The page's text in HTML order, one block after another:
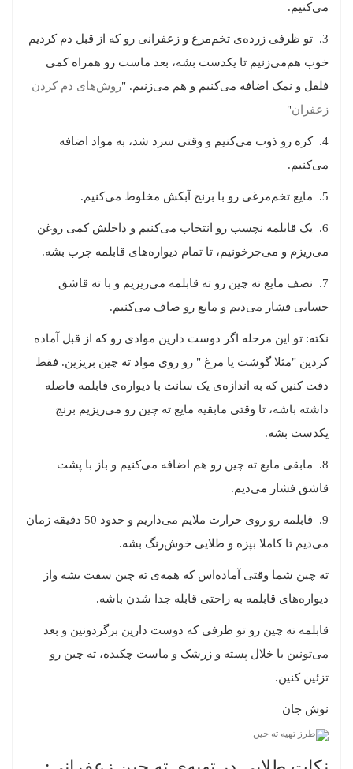
می‌کنیم.
3. تو ظرفی زرده‌ی تخم‌مرغ و زعفرانی رو که از قبل دم کردیم
خوب هم‌می‌زنیم تا یکدست بشه، بعد ماست رو همراه کمی
فلفل و نمک اضافه می‌کنیم و هم می‌زنیم. "روش‌های دم کردن
زعفران"
4. کره رو ذوب می‌کنیم و وقتی سرد شد، به مواد اضافه
می‌کنیم.
5. مایع تخم‌مرغی رو با برنج آبکش مخلوط می‌کنیم.
6. یک قابلمه نچسب رو انتخاب می‌کنیم و داخلش کمی روغن
می‌ریزم و می‌چرخونیم، تا تمام دیواره‌های قابلمه چرب بشه.
7. نصف مایع ته چین رو ته قابلمه می‌ریزیم و با ته قاشق
حسابی فشار می‌دیم و مایع رو صاف می‌کنیم.
نکته: تو این مرحله اگر دوست دارین موادی رو که از قبل آماده
کردین "مثلا گوشت یا مرغ " رو روی مواد ته چین بریزین. فقط
دقت کنین که به اندازه‌ی یک سانت با دیواره‌ی قابلمه فاصله
داشته باشه، تا وقتی مابقیه مایع ته چین رو می‌ریزیم برنج
یکدست بشه.
8. مابقی مایع ته چین رو هم اضافه می‌کنیم و باز با پشت
قاشق فشار می‌دیم.
9. قابلمه رو روی حرارت ملایم می‌ذاریم و حدود 50 دقیقه زمان
می‌دیم تا کاملا بپزه و طلایی خوش‌رنگ بشه.
ته چین شما وقتی آماده‌اس که همه‌ی ته چین سفت بشه واز
دیواره‌های قابلمه به راحتی قابله جدا شدن باشه.
قابلمه ته چین رو تو ظرفی که دوست دارین برگردونین و بعد
می‌تونین با خلال پسته و زرشک و ماست چکیده، ته چین رو
تزئین کنین.
نوش جان